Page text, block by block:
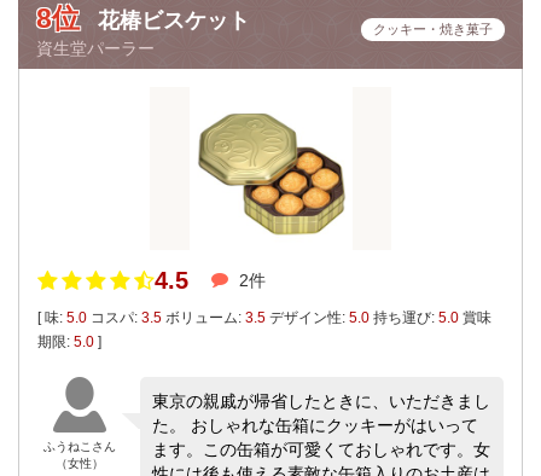
8位 花椿ビスケット
資生堂パーラー
クッキー・焼き菓子
4.5 2件
[ 味: 5.0 コスパ: 3.5 ボリューム: 3.5 デザイン性: 5.0 持ち運び: 5.0 賞味
期限: 5.0 ]
ふうねこさん
（女性）
東京の親戚が帰省したときに、いただきまし
た。 おしゃれな缶箱にクッキーがはいって
ます。この缶箱が可愛くておしゃれです。女